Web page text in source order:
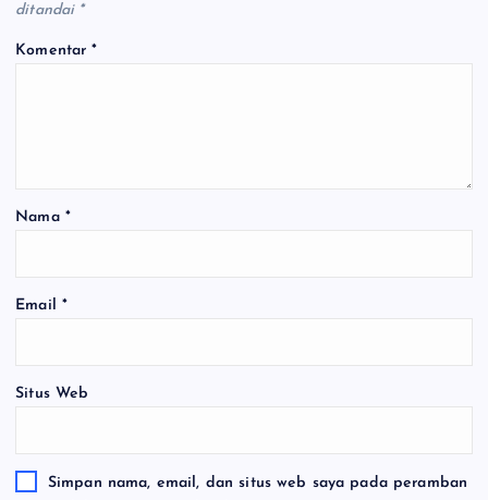
ditandai *
Komentar*
Nama *
Email *
Situs Web
Simpan nama, email, dan situs web saya pada peramban